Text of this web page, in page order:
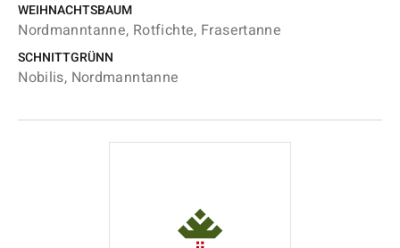
WEIHNACHTSBAUM
Nordmanntanne, Rotfichte, Frasertanne
SCHNITTGRÜNN
Nobilis, Nordmanntanne